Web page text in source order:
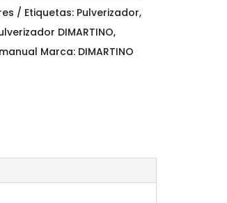
Etiquetas: Pulverizador,
DIMARTINO,
Marca: DIMARTINO